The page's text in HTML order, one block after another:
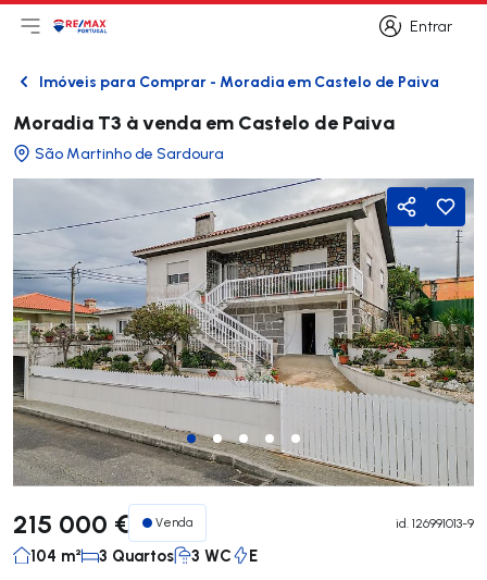
Entrar
Entrar
Abri menu principal
LogoIr para página inicial
VoltarImóveis para Comprar - Moradia em Castelo de Paiva
Moradia T3 à venda em Castelo de Paiva
São Martinho de Sardoura
Partilhar
215 000 € Venda id. 126991013-9
104 m² 3 Quartos 3 WC E